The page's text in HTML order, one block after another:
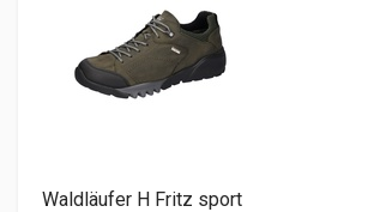
Waldläufer H Fritz sport